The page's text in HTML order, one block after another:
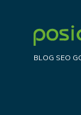
contenido
BLOG SEO